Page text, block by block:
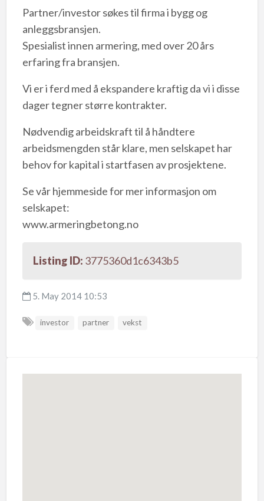
Partner/investor søkes til firma i bygg og
anleggsbransjen.
Spesialist innen armering, med over 20 års
erfaring fra bransjen.
Vi er i ferd med å ekspandere kraftig da vi i disse
dager tegner større kontrakter.
Nødvendig arbeidskraft til å håndtere
arbeidsmengden står klare, men selskapet har
behov for kapital i startfasen av prosjektene.
Se vår hjemmeside for mer informasjon om
selskapet:
www.armeringbetong.no
Listing ID: 3775360d1c6343b5
5. May 2014 10:53
investor partner vekst